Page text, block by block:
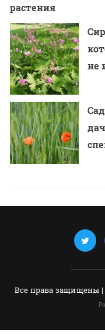
растения
не
Все права защищены |